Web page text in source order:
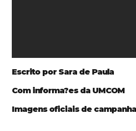
Escrito por Sara de Paula
Com informa?es da UMCOM
Imagens oficiais de